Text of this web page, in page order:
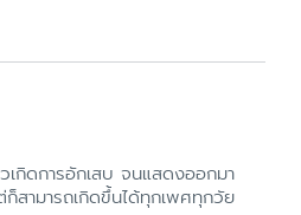
กิดการอักเสบ จนแสดงออกมา
ามารถเกิดขึ้นได้ทุกเพศทุกวัย